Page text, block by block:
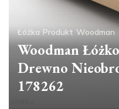
Łóżka Produkt Woodman
Woodman
Drewno
178262